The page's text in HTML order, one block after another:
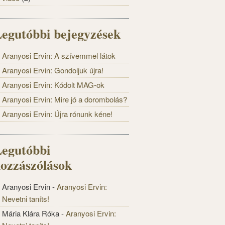
bejegyzések
Aranyosi Ervin: A szívemmel látok
Aranyosi Ervin: Gondoljuk újra!
Aranyosi Ervin: Kódolt MAG-ok
Aranyosi Ervin: Mire jó a dorombolás?
Aranyosi Ervin: Újra rónunk kéne!
Aranyosi Ervin-Aranyosi Ervin:
Nevetni taníts!
Mária Klára Róka-Aranyosi Ervin: